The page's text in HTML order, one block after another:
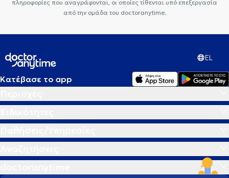
πληροφορίες που αναγράφονται, οι οποίες τίθενται υπό επεξεργασία
από την ομάδα του doctoranytime.
EL
Κατέβασε το app